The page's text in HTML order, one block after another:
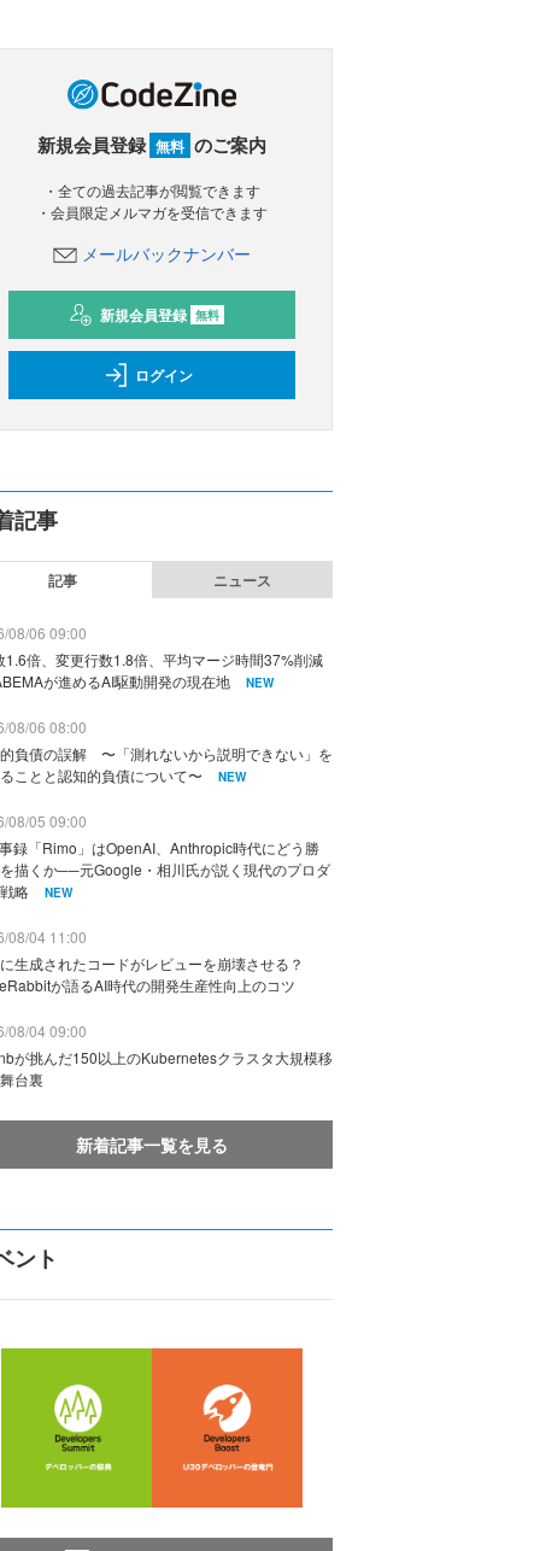
新規会員登録 無料 のご案内
・全ての過去記事が閲覧できます
・会員限定メルマガを受信できます
メールバックナンバー
新規会員登録 無料
ログイン
記事
記事 ニュース
08/06 09:00
1.6倍、変更行数1.8倍、平均マージ時間37%削減
が進めるAI駆動開発の現在地
NEW
08/06 08:00
負債の誤解 〜「測れないから説明できない」を
ことと認知的負債について〜
NEW
08/05 09:00
録「Rimo」はOpenAI、Anthropic時代にどう勝
描くか──元Google・相川氏が説く現代のプロダ
略
NEW
08/04 11:00
生成されたコードがレビューを崩壊させる？
が語るAI時代の開発生産性向上のコツ
08/04 09:00
が挑んだ150以上のKubernetesクラスタ大規模移
台裏
新着記事一覧を見る
ント